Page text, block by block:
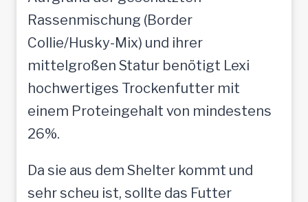
Rassenmischung (Border
Collie/Husky-Mix) und ihrer
mittelgroßen Statur benötigt Lexi
hochwertiges Trockenfutter mit
einem Proteingehalt von mindestens
26%.
Da sie aus dem Shelter kommt und
sehr scheu ist, sollte das Futter